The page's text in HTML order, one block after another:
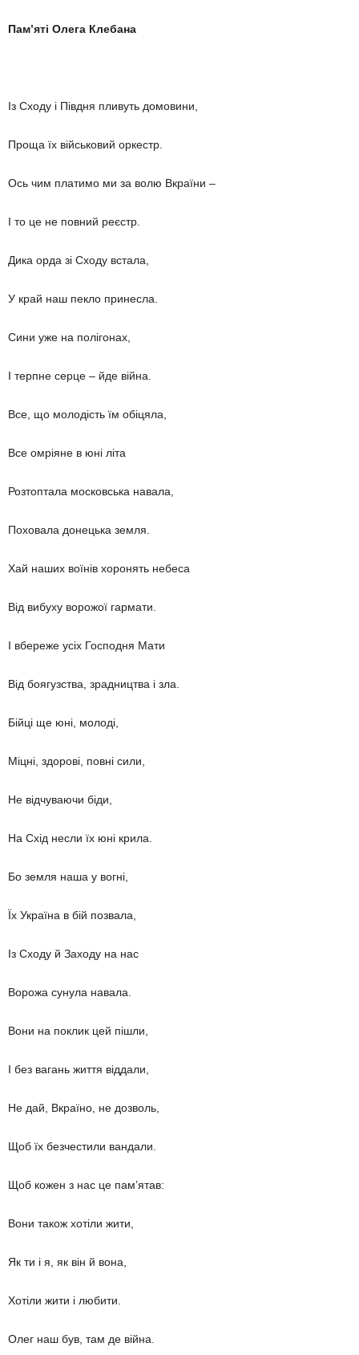
Пам’яті Олега Клебана
Із Сходу і Півдня пливуть домовини,
Проща їх військовий оркестр.
Ось чим платимо ми за волю Вкраїни –
І то це не повний реєстр.
Дика орда зі Сходу встала,
У край наш пекло принесла.
Сини уже на полігонах,
І терпне серце – йде війна.
Все, що молодість їм обіцяла,
Все омріяне в юні літа
Розтоптала московська навала,
Поховала донецька земля.
Хай наших воїнів хоронять небеса
Від вибуху ворожої гармати.
І вбереже усіх Господня Мати
Від боягузства, зрадництва і зла.
Бійці ще юні, молоді,
Міцні, здорові, повні сили,
Не відчуваючи біди,
На Схід несли їх юні крила.
Бо земля наша у вогні,
Їх Україна в бій позвала,
Із Сходу й Заходу на нас
Ворожа сунула навала.
Вони на поклик цей пішли,
І без вагань життя віддали,
Не дай, Вкраїно, не дозволь,
Щоб їх безчестили вандали.
Щоб кожен з нас це пам’ятав:
Вони також хотіли жити,
Як ти і я, як він й вона,
Хотіли жити і любити.
Олег наш був, там де війна.